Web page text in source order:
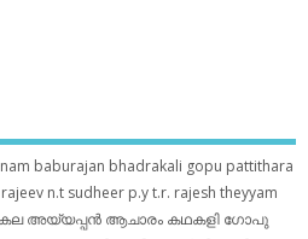
baburajan bhadrakali gopu pattithara
rajeev n.t sudheer p.yt.r. rajesh theyyam
അയ്യപ്പന്‍ ആചാരം കഥകളി ഗോപു